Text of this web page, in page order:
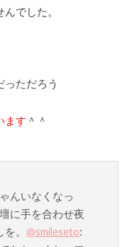
でした。
ただろう
ます ＾＾
んいなくなっ
に手を合わせ夜
。 @smileseto: